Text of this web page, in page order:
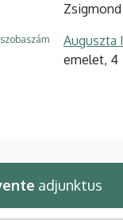
Auguszta
emelet, 4
adjunktus